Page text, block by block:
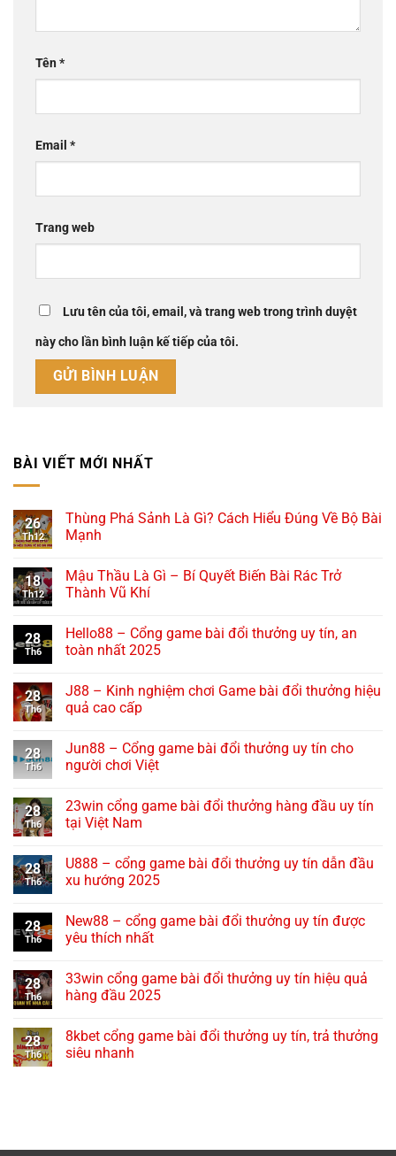
Tên*
Email *
Trang web
Lưu tên của tôi, email, và trang web trong trình duyệt
này cho lần bình luận kế tiếp của tôi.
BÀI VIẾT MỚI NHẤT
26
Th12
Thùng Phá Sảnh Là Gì? Cách Hiểu Đúng Về Bộ Bài
Mạnh
18
Th12
Mậu Thầu Là Gì – Bí Quyết Biến Bài Rác Trở
Thành Vũ Khí
28
Th6
Hello88 – Cổng game bài đổi thưởng uy tín, an
toàn nhất 2025
28
Th6
J88 – Kinh nghiệm chơi Game bài đổi thưởng hiệu
quả cao cấp
28
Th6
Jun88 – Cổng game bài đổi thưởng uy tín cho
người chơi Việt
28
Th6
23win cổng game bài đổi thưởng hàng đầu uy tín
tại Việt Nam
28
Th6
U888 – cổng game bài đổi thưởng uy tín dẫn đầu
xu hướng 2025
28
Th6
New88 – cổng game bài đổi thưởng uy tín được
yêu thích nhất
28
Th6
33win cổng game bài đổi thưởng uy tín hiệu quả
hàng đầu 2025
28
Th6
8kbet cổng game bài đổi thưởng uy tín, trả thưởng
siêu nhanh